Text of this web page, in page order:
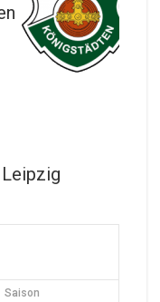
Leipzig
Saison